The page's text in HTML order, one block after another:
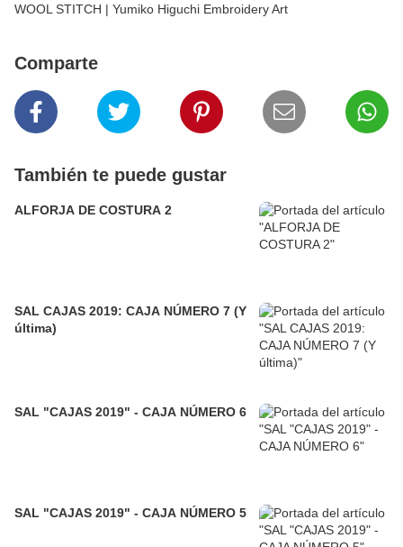
WOOL STITCH | Yumiko Higuchi Embroidery Art
Comparte
También te puede gustar
ALFORJA DE COSTURA 2
SAL CAJAS 2019: CAJA NÚMERO 7 (Y
última)
SAL "CAJAS 2019" - CAJA NÚMERO 6
SAL "CAJAS 2019" - CAJA NÚMERO 5